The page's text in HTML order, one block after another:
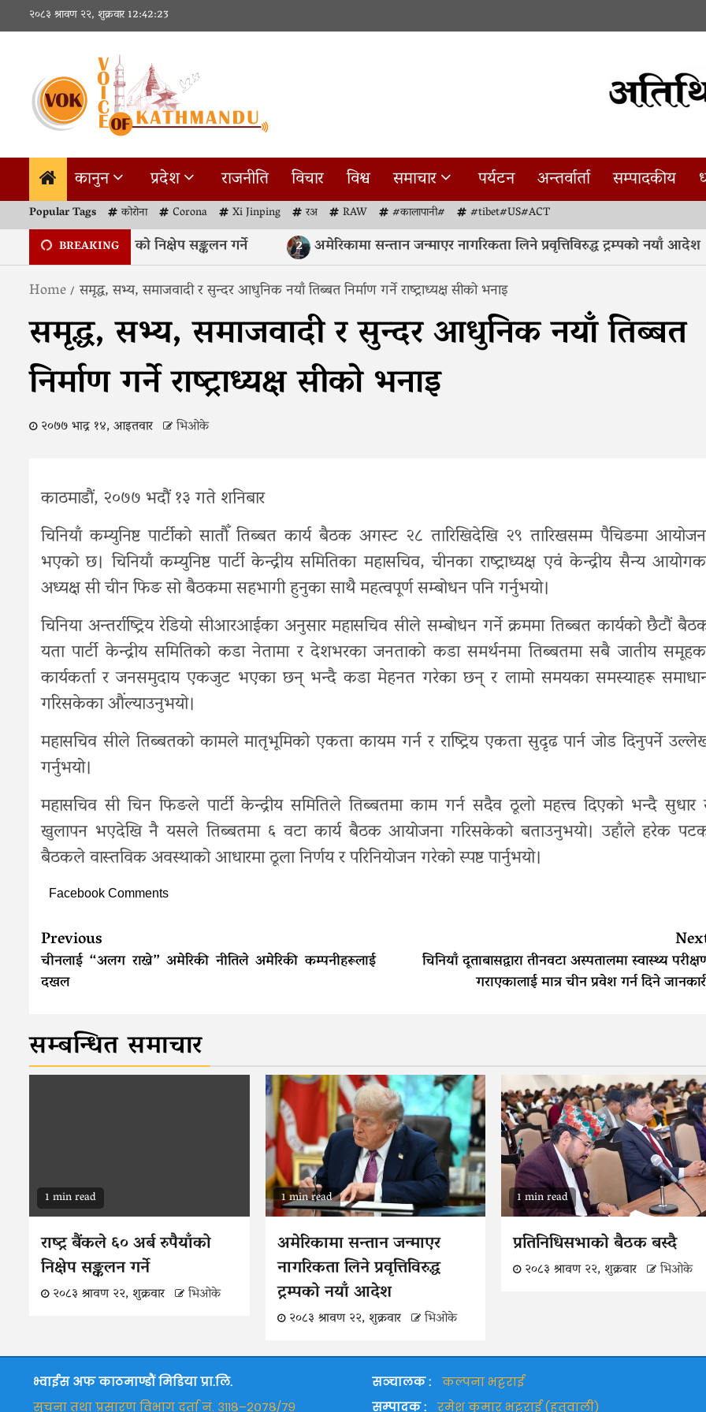
२०८३ श्रावण २२, शुक्रवार12:42:23
कानुन प्रदेश राजनीति विचार विश्व समाचार पर्यटन अन्तर्वार्ता सम्पादकीय
Popular Tags कोरोना Corona Xi Jinping रअ RAW #कालापानी#
#tibet#US#ACT
BREAKING
बैंकले ६० अर्ब रुपैयाँको निक्षेप सङ्कलन गर्ने अमेरिकामा सन्तान जन्माएर नागरिकता लिने प्रवृत्तिविरुद्ध ट्रम्पको नयाँ आदेश
Home समृद्ध, सभ्य, समाजवादी र सुन्दर आधुनिक नयाँ तिब्बत निर्माण गर्ने राष्ट्राध्यक्ष सीको भनाइ
समृद्ध, सभ्य, समाजवादी र सुन्दर आधुनिक नयाँ तिब्बत
निर्माण गर्ने राष्ट्राध्यक्ष सीको भनाइ
२०७७ भाद्र १४, आइतवार भिओके
काठमाडौं, २०७७ भदौं १३ गते शनिबार
चिनियाँ कम्युनिष्ट पार्टीको सातौँ तिब्बत कार्य बैठक अगस्ट २८ तारिखिदेखि २९ तारिखसम्म पैचिङमा
भएको छ। चिनियाँ कम्युनिष्ट पार्टी केन्द्रीय समितिका महासचिव, चीनका राष्ट्राध्यक्ष एवं केन्द्रीय सैन्य
अध्यक्ष सी चीन फिङ सो बैठकमा सहभागी हुनुका साथै महत्वपूर्ण सम्बोधन पनि गर्नुभयो।
चिनिया अन्तर्राष्ट्रिय रेडियो सीआरआईका अनुसार महासचिव सीले सम्बोधन गर्ने क्रममा तिब्बत कार्यको छैटौं
यता पार्टी केन्द्रीय समितिको कडा नेतामा र देशभरका जनताको कडा समर्थनमा तिब्बतमा सबै जातीय
कार्यकर्ता र जनसमुदाय एकजुट भएका छन् भन्दै कडा मेहनत गरेका छन् र लामो समयका समस्याहरू
गरिसकेका औंल्याउनुभयो।
महासचिव सीले तिब्बतको कामले मातृभूमिको एकता कायम गर्न र राष्ट्रिय एकता सुदृढ पार्न जोड दिनुपर्ने
गर्नुभयो।
महासचिव सी चिन फिङले पार्टी केन्द्रीय समितिले तिब्बतमा काम गर्न सदैव ठूलो महत्त्व दिएको भन्दै सुधार
खुलापन भएदेखि नै यसले तिब्बतमा ६ वटा कार्य बैठक आयोजना गरिसकेको बताउनुभयो। उहाँले हरेक
बैठकले वास्तविक अवस्थाको आधारमा ठूला निर्णय र परिनियोजन गरेको स्पष्ट पार्नुभयो।
Facebook Comments
Continue
Reading
Previous
चीनलाई “अलग राख्ने” अमेरिकी नीतिले अमेरिकी कम्पनीहरूलाई
दखल
चिनियाँ दूताबासद्वारा तीनवटा अस्पतालमा स्वास्थ्य
गराएकालाई मात्र चीन प्रवेश गर्न दिने
सम्बन्धित समाचार
1 min read
राष्ट्र बैंकले ६० अर्ब रुपैयाँको
निक्षेप सङ्कलन गर्ने
२०८३ श्रावण २२, शुक्रवार भिओके
1 min read
अमेरिकामा सन्तान जन्माएर
नागरिकता लिने प्रवृत्तिविरुद्ध
ट्रम्पको नयाँ आदेश
२०८३ श्रावण २२, शुक्रवार भिओके
1 min read
प्रतिनिधिसभाको बैठक बस्दै
२०८३ श्रावण २२, शुक्रवार भिओके
भ्वाईस अफ काठमाण्डौं मिडिया प्रा.लि.
सूचना तथा प्रसारण विभाग दर्ता नं. ३११८–२०७८/७९
सञ्चालक :
कल्पना भट्टराई
सम्पादक :
रमेश कुमार भट्टराई (हतुवाली)